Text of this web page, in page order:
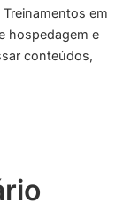
em
hospedagem e
conteúdos,